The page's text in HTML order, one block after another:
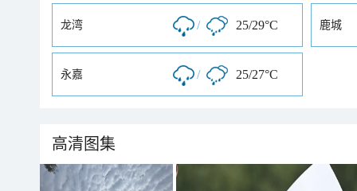
龙湾 / 25/29°C 鹿城
永嘉 / 25/27°C
高清图集